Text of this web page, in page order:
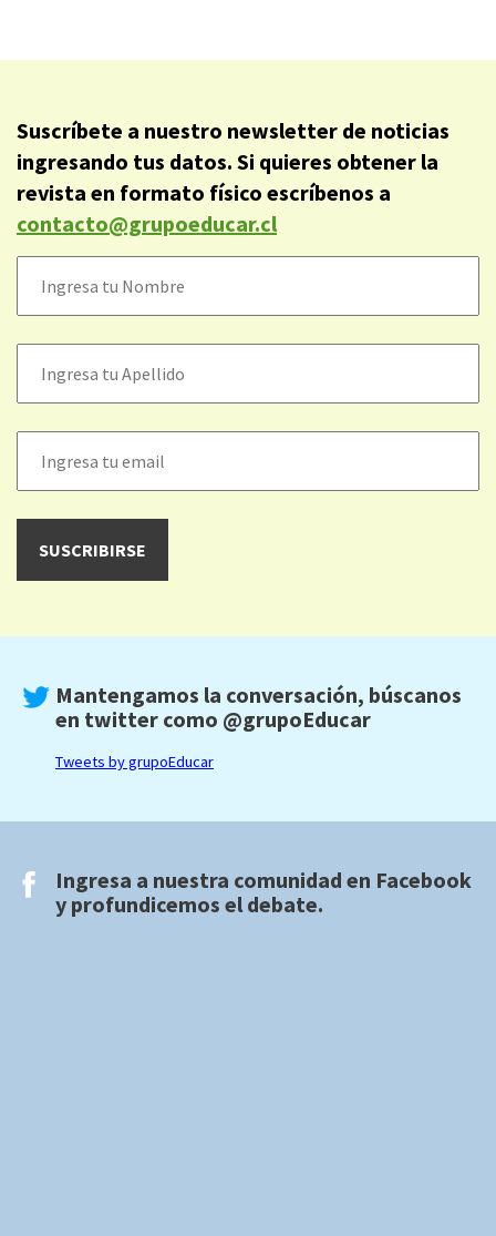
Suscríbete a nuestro newsletter de noticias
ingresando tus datos. Si quieres obtener la
revista en formato físico escríbenos a
contacto@grupoeducar.cl
Mantengamos la conversación, búscanos
en twitter como @grupoEducar
Tweets by grupoEducar
Ingresa a nuestra comunidad en Facebook
y profundicemos el debate.